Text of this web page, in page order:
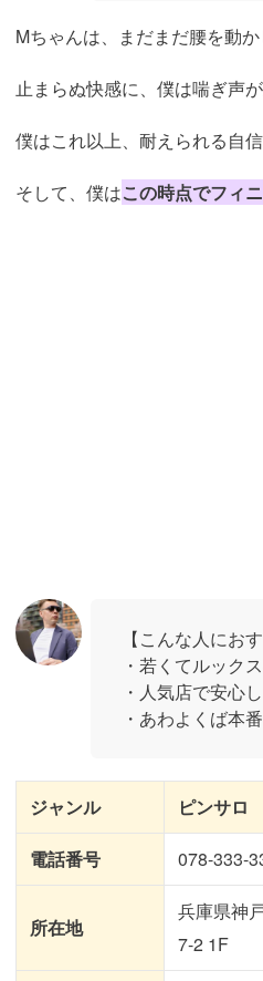
Mちゃんは、まだまだ腰を動
止まらぬ快感に、僕は喘ぎ声
僕はこれ以上、耐えられる自
そして、僕はこの時点でフィ
【こんな人にお
・若くてルック
・人気店で安心
・あわよくば本
ジャンル ピンサロ
電話番号 078-333-
所在地
兵庫県神
7-2 1F